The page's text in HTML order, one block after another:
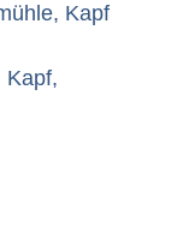
Kapf
Kapf,